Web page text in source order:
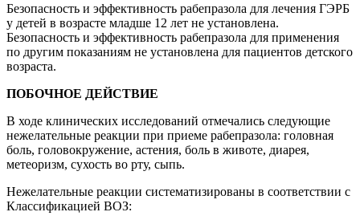
Безопасность и эффективность рабепразола для лечения ГЭРБ
у детей в возрасте младше 12 лет не установлена.
Безопасность и эффективность рабепразола для применения
по другим показаниям не установлена для пациентов детского
возраста.
ПОБОЧНОЕ ДЕЙСТВИЕ
В ходе клинических исследований отмечались следующие
нежелательные реакции при приеме рабепразола: головная
боль, головокружение, астения, боль в животе, диарея,
метеоризм, сухость во рту, сыпь.
Нежелательные реакции систематизированы в соответствии с
Классификацией ВОЗ: